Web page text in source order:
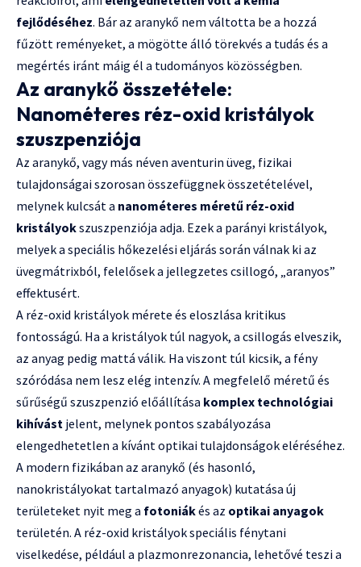
fejlődéséhez. Bár az aranykő nem váltotta be a hozzá
fűzött reményeket, a mögötte álló törekvés a tudás és a
megértés iránt máig él a tudományos közösségben.
Az aranykő összetétele:
Nanométeres réz-oxid kristályok
szuszpenziója
Az aranykő, vagy más néven aventurin üveg, fizikai
tulajdonságai szorosan összefüggnek összetételével,
melynek kulcsát a nanométeres méretű réz-oxid
kristályokszuszpenziója adja. Ezek a parányi kristályok,
melyek a speciális hőkezelési eljárás során válnak ki az
üvegmátrixból, felelősek a jellegzetes csillogó, „aranyos”
effektusért.
A réz-oxid kristályok mérete és eloszlása kritikus
fontosságú. Ha a kristályok túl nagyok, a csillogás elveszik,
az anyag pedig mattá válik. Ha viszont túl kicsik, a fény
szóródása nem lesz elég intenzív. A megfelelő méretű és
sűrűségű szuszpenzió előállítása komplex technológiai
kihívást jelent, melynek pontos szabályozása
elengedhetetlen a kívánt optikai tulajdonságok eléréséhez.
A modern fizikában az aranykő (és hasonló,
nanokristályokat tartalmazó anyagok) kutatása új
területeket nyit meg a fotoniákés az optikai anyagok
területén. A réz-oxid kristályok speciális fénytani
viselkedése, például a plazmonrezonancia, lehetővé teszi a